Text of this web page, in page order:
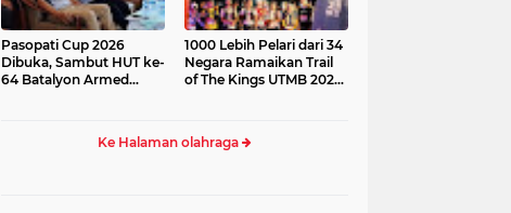
Pasopati Cup 2026
Dibuka, Sambut HUT ke-
64 Batalyon Armed
1000 Lebih Pelari dari 34
Negara Ramaikan Trail
of The Kings UTMB 2026
Ke Halaman olahraga